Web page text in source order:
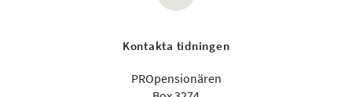
Kontakta tidningen
PROpensionären